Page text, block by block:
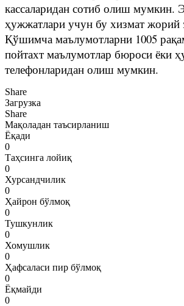
кассаларидан сотиб олиш мумкин.
ҳужжатлари учун бу хизмат жорий
Қўшимча маълумотларни 1005
пойтахт маълумотлар бюроси ёки
телефонларидан олиш мумкин.
Share
Загрузка
Share
Мақоладан таъсирланиш
Ёқади
0
Таҳсинга лойиқ
0
Хурсандчилик
0
Ҳайрон бўлмоқ
0
Тушкунлик
0
Хомушлик
0
Ҳафсаласи пир бўлмоқ
0
Ёқмайди
0